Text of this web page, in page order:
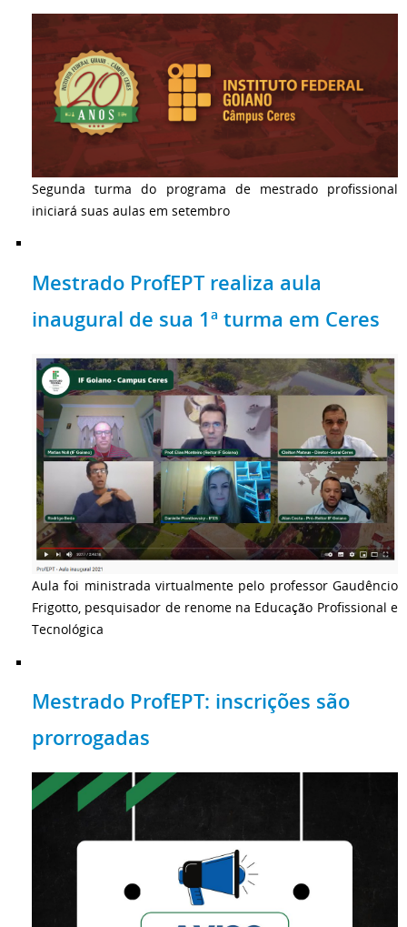
Segunda turma do programa de mestrado profissional
iniciará suas aulas em setembro
Mestrado ProfEPT realiza aula
inaugural de sua 1ª turma em Ceres
Aula foi ministrada virtualmente pelo professor Gaudêncio
Frigotto, pesquisador de renome na Educação Profissional e
Tecnológica
Mestrado ProfEPT: inscrições são
prorrogadas